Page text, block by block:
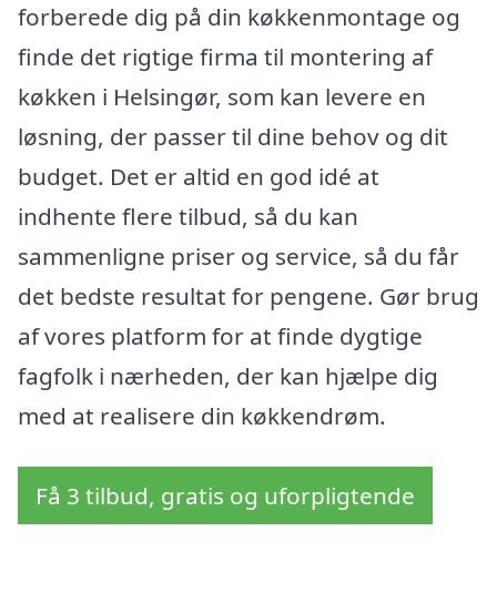
forberede dig på din køkkenmontage og
finde det rigtige firma til montering af
køkken i Helsingør, som kan levere en
løsning, der passer til dine behov og dit
budget. Det er altid en god idé at
indhente flere tilbud, så du kan
sammenligne priser og service, så du får
det bedste resultat for pengene. Gør brug
af vores platform for at finde dygtige
fagfolk i nærheden, der kan hjælpe dig
med at realisere din køkkendrøm.
Få 3 tilbud, gratis og uforpligtende